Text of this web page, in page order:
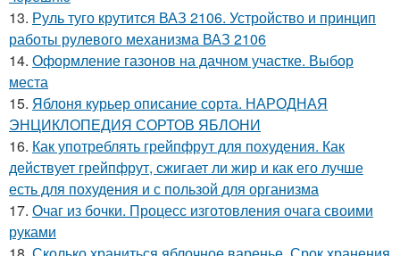
13. Руль туго крутится ВАЗ 2106. Устройство и принцип
работы рулевого механизма ВАЗ 2106
14. Оформление газонов на дачном участке. Выбор
места
15. Яблоня курьер описание сорта. НАРОДНАЯ
ЭНЦИКЛОПЕДИЯ СОРТОВ ЯБЛОНИ
16. Как употреблять грейпфрут для похудения. Как
действует грейпфрут, сжигает ли жир и как его лучше
есть для похудения и с пользой для организма
17. Очаг из бочки. Процесс изготовления очага своими
руками